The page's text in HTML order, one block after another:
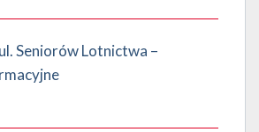
Seniorów Lotnictwa –